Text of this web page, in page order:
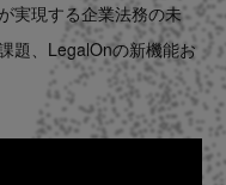
実現する企業法務の未
題、LegalOnの新機能お